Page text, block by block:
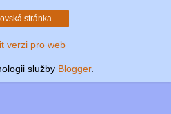
stránka
verzi pro web
služby Blogger.